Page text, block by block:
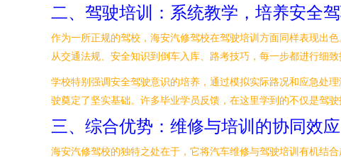
二、驾驶培训：系统教学，培养安全
作为一所正规的驾校，海安汽修驾校在驾驶培训方面同样表现出
从交通法规、安全知识到倒车入库、路考技巧，每一步都进行细致
学校特别强调安全驾驶意识的培养，通过模拟实际路况和应急处
驶奠定了坚实基础。许多毕业学员反馈，在这里学到的不仅是驾驶
三、综合优势：维修与培训的协同效应
海安汽修驾校的独特之处在于，它将汽车维修与驾驶培训有机结